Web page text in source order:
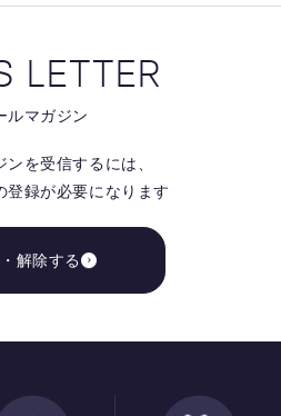
LETTER
ルマガジン
ンを受信するには、
登録が必要になります
解除する